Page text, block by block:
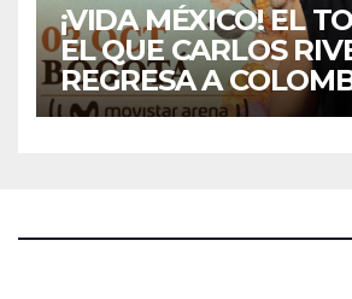
¡VIDA MÉXICO! EL
EL QUE CARLOS
REGRESA A